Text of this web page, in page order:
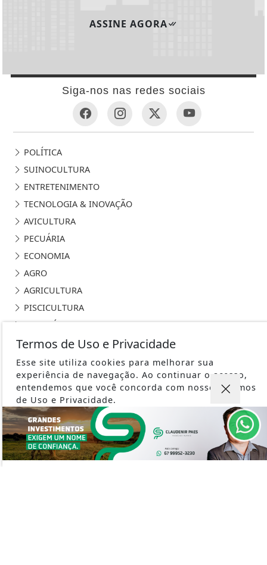
ASSINE AGORA
Siga-nos nas redes sociais
POLÍTICA
SUINOCULTURA
ENTRETENIMENTO
TECNOLOGIA & INOVAÇÃO
AVICULTURA
PECUÁRIA
ECONOMIA
AGRO
AGRICULTURA
PISCICULTURA
CONTEÚDO PATROCINADO
ESPORTES
SAÚDE
CLIMA
MUNDO
EDUCAÇÃO
POLÍCIA
TRABALHO
Termos de Uso e Privacidade
Esse site utiliza cookies para melhorar sua
experiência de navegação. Ao continuar o acesso,
entendemos que você concorda com nossos Termos
de Uso e Privacidade.
PARA MAIS INFORMAÇÕES,ACESSE NOSSOS TERMOS
CLICANDO AQUI
PROSSEGUIR